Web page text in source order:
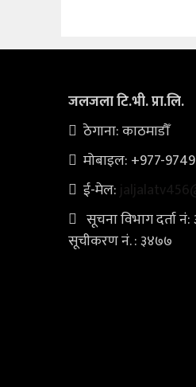
जलजला टि.भी. प्रा.लि.
ठेगाना: काठमाडौँ
मोबाइल: +977-
ई-मेल:
सूचना विभाग दर्ता
सूचीकरण नं. : ३४७७